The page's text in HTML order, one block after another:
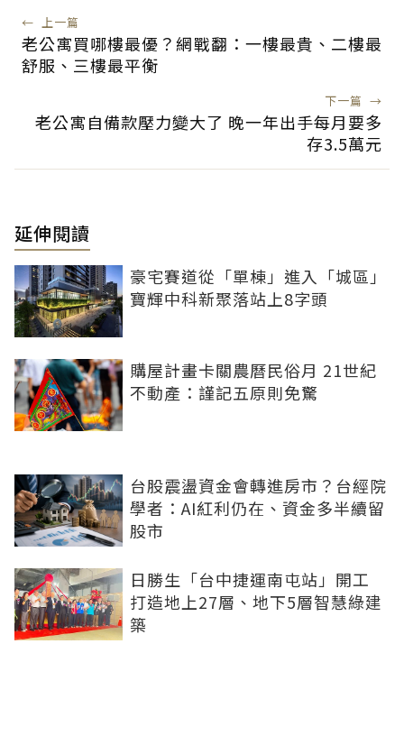
← 上一篇
老公寓買哪樓最優？網戰翻：一樓最貴、二樓最
舒服、三樓最平衡
下一篇 →
老公寓自備款壓力變大了 晚一年出手每月要多
存3.5萬元
延伸閱讀
豪宅賽道從「單棟」進入「城區」
寶輝中科新聚落站上8字頭
購屋計畫卡關農曆民俗月 21世紀
不動產：謹記五原則免驚
台股震盪資金會轉進房市？台經院
學者：AI紅利仍在、資金多半續留
股市
日勝生「台中捷運南屯站」開工
打造地上27層、地下5層智慧綠建
築